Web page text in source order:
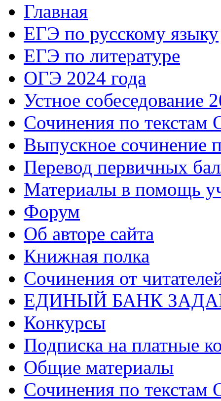
Главная
ЕГЭ по русскому языку
ЕГЭ по литературе
ОГЭ 2024 года
Устное собеседование
Сочинения по текстам
Выпускное сочинение
Перевод первичных
Материалы в помощь
Форум
Об авторе сайта
Книжная полка
Cочинения от
ЕДИНЫЙ БАНК
Конкурсы
Подписка на платные
Общие материалы
Сочинения по текстам